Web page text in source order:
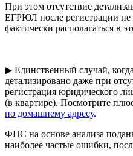
При этом отсутствие
ЕГРЮЛ после регистрации не
фактически располагаться в
▶ Единственный случай,
детализировано даже при
регистрация юридического
(в квартире). Посмотрите
по домашнему адресу.
ФНС на основе анализа
наиболее частые ошибки,